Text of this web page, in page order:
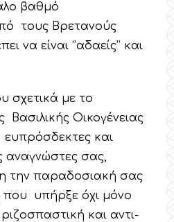
βαθμό
τους Βρετανούς
να είναι ‘’αδαείς’’ και
σχετικά με το
Βασιλικής Οικογένειας
και
αναγνώστες σας,
την παραδοσιακή σας
που υπήρξε όχι μόνο
και αντι-